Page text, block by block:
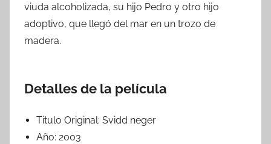
viuda alcoholizada, su hijo Pedro y otro hijo
adoptivo, que llegó del mar en un trozo de
madera.
Detalles de la película
Titulo Original: Svidd neger
Año: 2003